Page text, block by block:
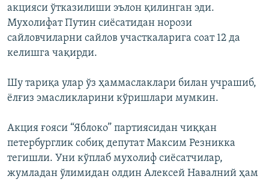
акцияси ўтказилиши эълон қилинган эди.
Мухолифат Путин сиёсатидан норози
сайловчиларни сайлов участкаларига соат 12 да
келишга чақирди.
Шу тариқа улар ўз ҳаммаслаклари билан учрашиб,
ёлғиз эмасликларини кўришлари мумкин.
Акция ғояси “Яблоко” партиясидан чиққан
петербурглик собиқ депутат Максим Резникка
тегишли. Уни кўплаб мухолиф сиёсатчилар,
жумладан ўлимидан олдин Алексей Навалний ҳам